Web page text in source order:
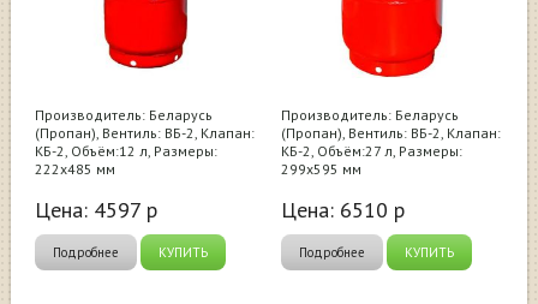
Производитель: Беларусь
(Пропан), Вентиль: ВБ-2, Клапан:
КБ-2, Объём:12 л, Размеры:
222х485 мм
Цена: 4597 р
Подробнее КУПИТЬ
Производитель: Беларусь
(Пропан), Вентиль: ВБ-2, Клапан:
КБ-2, Объём:27 л, Размеры:
299х595 мм
Цена: 6510 р
Подробнее КУПИТЬ